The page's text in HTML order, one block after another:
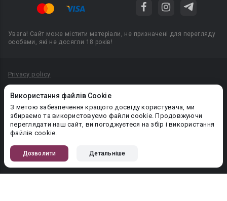
Використання файлів Cookie
З метою забезпечення кращого досвіду користувача, ми
збираємо та використовуємо файли cookie. Продовжуючи
переглядати наш сайт, ви погоджуєтеся на збір і використання
файлів cookie.
Дозволити Детальніше
Увага! Сайт може містити матеріали, не призначені для перегляду
особами, які не досягли 18 років!
Privacy policy
Політика конфіденційності
Правила публікації авторського контенту
PR-вiддiл: pr@booknet.com
© 2026 Booknet. Всі права захищено.